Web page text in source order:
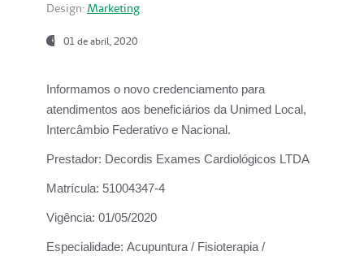
Design: Marketing
01 de abril, 2020
Informamos o novo credenciamento para
atendimentos aos beneficiários da Unimed Local,
Intercâmbio Federativo e Nacional.
Prestador: Decordis Exames Cardiológicos LTDA
Matrícula: 51004347-4
Vigência: 01/05/2020
Especialidade: Acupuntura / Fisioterapia /